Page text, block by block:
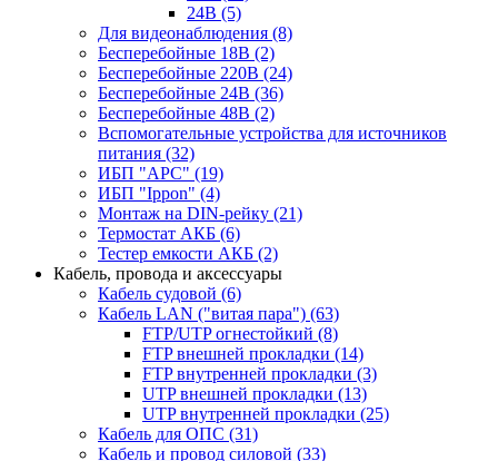
24В (5)
Для видеонаблюдения (8)
Бесперебойные 18В (2)
Бесперебойные 220В (24)
Бесперебойные 24В (36)
Бесперебойные 48В (2)
Вспомогательные устройства для источников
питания (32)
ИБП "APC" (19)
ИБП "Ippon" (4)
Монтаж на DIN-рейку (21)
Термостат АКБ (6)
Тестер емкости АКБ (2)
Кабель, провода и аксессуары
Кабель судовой (6)
Кабель LAN ("витая пара") (63)
FTP/UTP огнестойкий (8)
FTP внешней прокладки (14)
FTP внутренней прокладки (3)
UTP внешней прокладки (13)
UTP внутренней прокладки (25)
Кабель для ОПС (31)
Кабель и провод силовой (33)